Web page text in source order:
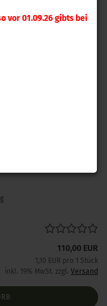
vor 01.09.26 gibts bei
9 »
110,00 EUR
1,10 EUR pro 1 Stück
inkl. 19% MwSt. zzgl. Versand